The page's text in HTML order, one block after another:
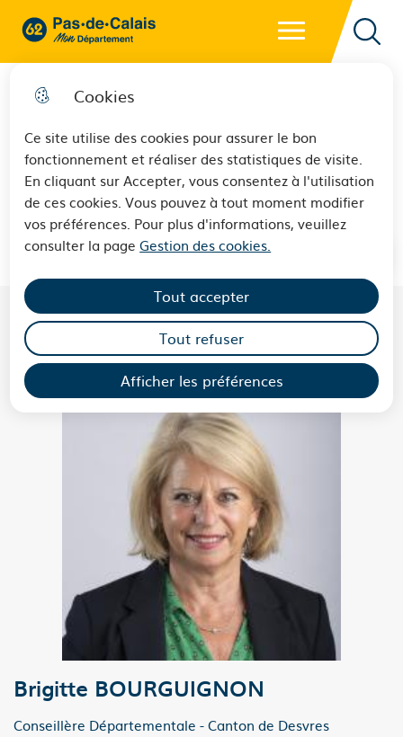
Cookies
Ce site utilise des cookies pour assurer le bon
fonctionnement et réaliser des statistiques de visite.
En cliquant sur Accepter, vous consentez à l'utilisation
de ces cookies. Vous pouvez à tout moment modifier
vos préférences. Pour plus d'informations, veuillez
consulter la pageGestion des cookies.
Afficher les préférences
Tout accepter
Tout refuser
62 - Pas-de-Calais Mon Département - Retour à l'accueil
Desvres
LES CONSEILLERS DÉPARTEMENTAUX DU
CANTON DEDESVRES
Brigitte BOURGUIGNON
Conseillère Départementale - Canton de Desvres